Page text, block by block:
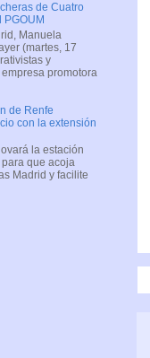
de Cuatro
Manuela
(martes, 17
y
promotora
de Renfe
con la extensión
la estación
que acoja
Madrid y facilite